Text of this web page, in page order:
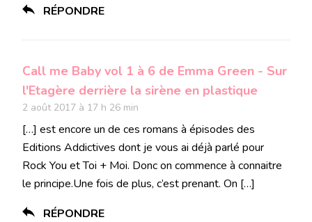
RÉPONDRE
Call me Baby vol 1 à 6 de Emma Green - Sur
l'Etagère derrière la sirène en plastique
2 août 2017 à 17 h 26 min
[…] est encore un de ces romans à épisodes des
Editions Addictives dont je vous ai déjà parlé pour
Rock You et Toi + Moi. Donc on commence à connaitre
le principe.Une fois de plus, c’est prenant. On […]
RÉPONDRE